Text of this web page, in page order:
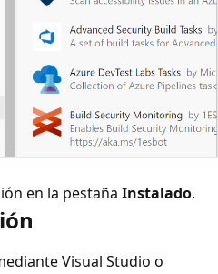
en la pestaña Instalado.
Visual Studio o